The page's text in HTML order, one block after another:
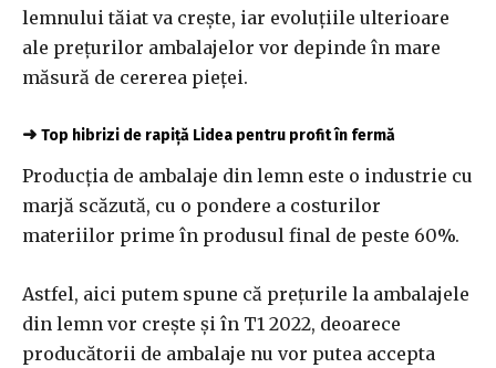
lemnului tăiat va crește, iar evoluțiile ulterioare
ale prețurilor ambalajelor vor depinde în mare
măsură de cererea pieței.
➜ Top hibrizi de rapiță Lidea pentru profit în fermă
Producția de ambalaje din lemn este o industrie cu
marjă scăzută, cu o pondere a costurilor
materiilor prime în produsul final de peste 60%.
Astfel, aici putem spune că prețurile la ambalajele
din lemn vor crește și în T1 2022, deoarece
producătorii de ambalaje nu vor putea accepta